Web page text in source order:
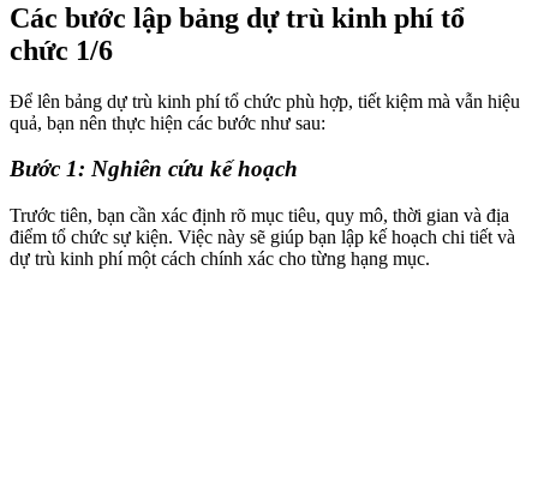
Các bước lập bảng dự trù kinh phí tổ
chức 1/6
Để lên bảng dự trù kinh phí tổ chức phù hợp, tiết kiệm mà vẫn hiệu
quả, bạn nên thực hiện các bước như sau:
Bước 1: Nghiên cứu kế hoạch
Trước tiên, bạn cần xác định rõ mục tiêu, quy mô, thời gian và địa
điểm tổ chức sự kiện. Việc này sẽ giúp bạn lập kế hoạch chi tiết và
dự trù kinh phí một cách chính xác cho từng hạng mục.​